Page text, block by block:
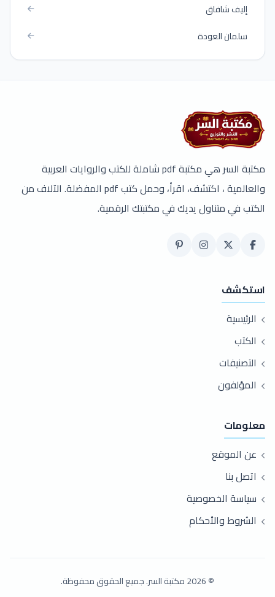
إليف شافاق
سلمان العودة
مكتبة السر هي مكتبة pdf شاملة للكتب والروايات العربية
والعالمية ، اكتشف، اقرأ، وحمل كتب pdf المفضلة. الآلاف من
الكتب في متناول يديك في مكتبتك الرقمية.
استكشف
الرئيسية
الكتب
التصنيفات
المؤلفون
معلومات
عن الموقع
اتصل بنا
سياسة الخصوصية
الشروط والأحكام
© 2026 مكتبة السر. جميع الحقوق محفوظة.